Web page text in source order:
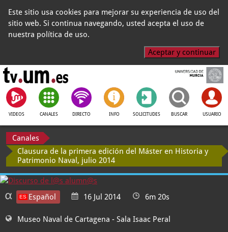
Este sitio usa cookies para mejorar su experiencia de uso del
sitio web. Si continua navegando, usted acepta el uso de
nuestra política de uso.
Aceptar y continuar
VIDEOS CANALES DIRECTO INFO SOLICITUDES BUSCAR USUARIO
Canales
Clausura de la primera edición del Máster en Historia y
Patrimonio Naval, julio 2014
Español 16 Jul 2014 6m 20s
Museo Naval de Cartagena - Sala Isaac Peral